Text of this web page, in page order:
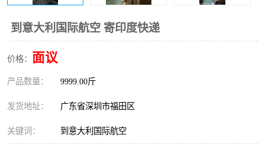
到意大利国际航空 寄印度快递
价格： 面议
产品数量： 9999.00斤
发货地址： 广东省深圳市福田区
关键词： 到意大利国际航空